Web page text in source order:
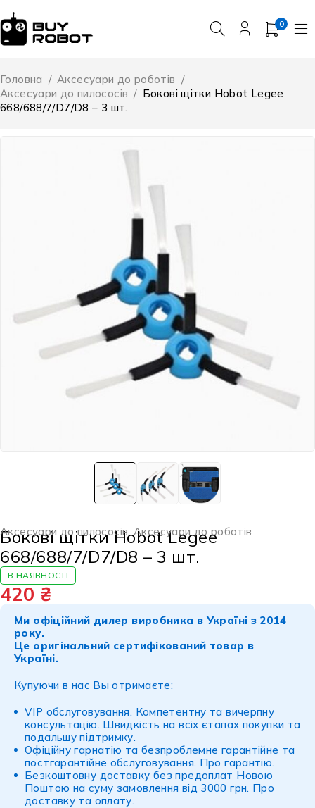
0
Головна / Аксесуари до роботів /
Аксесуари до пилососів / Бокові щітки Hobot Legee
668/688/7/D7/D8 – 3 шт.
Аксесуари до пилососів,Аксесуари до роботів
Бокові щітки Hobot Legee
668/688/7/D7/D8 – 3 шт.
В НАЯВНОСТІ
420 ₴
Ми офіційний дилер виробника в Україні з 2014
року.
Це оригінальний сертифікований товар в
Україні.
Купуючи в нас Вы отримаєте:
VIP обслуговування. Компетентну та вичерпну
консультацію. Швидкість на всіх єтапах покупки та
подальшу підтримку.
Офіційну гарнатію та безпроблемне гарантійне та
постгарантійне обслуговування. Про гарантію.
Безкоштовну доставку без предоплат Новою
Поштою на суму замовлення від 3000 грн. Про
доставку та оплату.